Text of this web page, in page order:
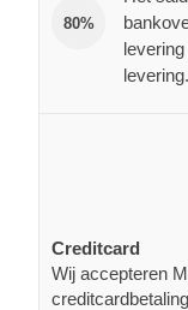
80%
levering.
Creditcard
Wij accepteren